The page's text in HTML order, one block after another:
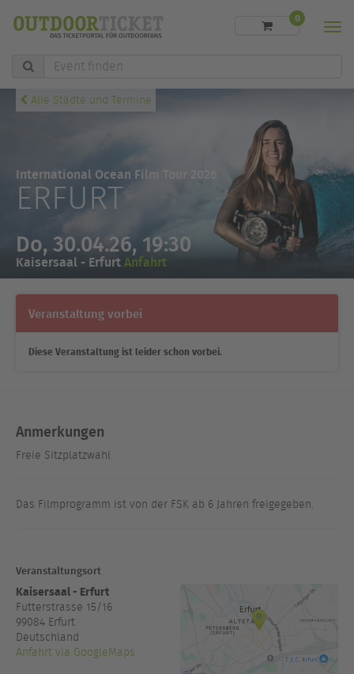
Event
finden
0
Alle Städte und Termine
International Ocean Film Tour 2026
ERFURT
Do, 30.04.26, 19:30
Kaisersaal - ErfurtAnfahrt
Veranstaltung vorbei
Diese Veranstaltung ist leider schon vorbei.
Anmerkungen
Freie Sitzplatzwahl
Das Filmprogramm ist von der FSK ab 6 Jahren freigegeben.
Veranstaltungsort
Kaisersaal - Erfurt
Futterstrasse 15/16
99084 Erfurt
Deutschland
Anfahrt via GoogleMaps